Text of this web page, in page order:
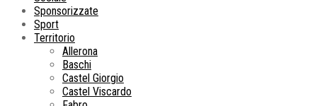
Sponsorizzate
Sport
Territorio
Allerona
Baschi
Castel Giorgio
Castel Viscardo